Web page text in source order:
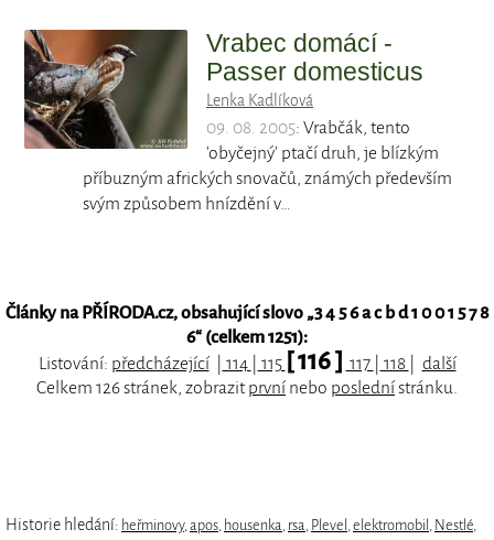
Vrabec domácí -
Passer domesticus
Lenka Kadlíková
09. 08. 2005: Vrabčák, tento
'obyčejný' ptačí druh, je blízkým
příbuzným afrických snovačů, známých především
svým způsobem hnízdění v…
Články na PŘÍRODA.cz, obsahující slovo „3 4 5 6 a c b d 1 0 0 1 5 7 8
6“ (celkem 1251):
Listování: předcházející| 114 115 [ 116 ] 117 118
další
Celkem 126 stránek, zobrazitprvní nebo poslednístránku.
Historie hledání: heřminovy, apos housenka rsa Plevel elektromobil Nestlé